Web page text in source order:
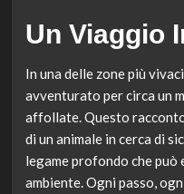
Un Viaggio
In una delle zone più
avventurato per circa un
affollate. Questo
di un animale in cerca di
legame profondo che può
ambiente. Ogni passo,